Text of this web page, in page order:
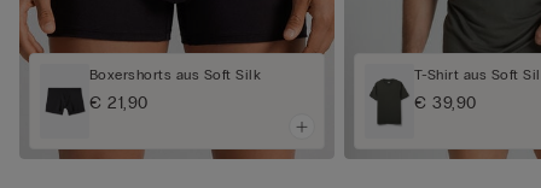
Boxershorts aus Soft Silk
€ 21,90
T-Shirt aus Soft
€ 39,90